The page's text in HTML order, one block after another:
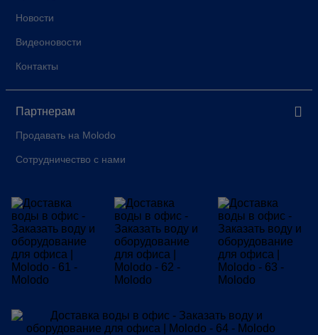
Новости
Видеоновости
Контакты
Партнерам
Продавать на Molodo
Сотрудничество с нами